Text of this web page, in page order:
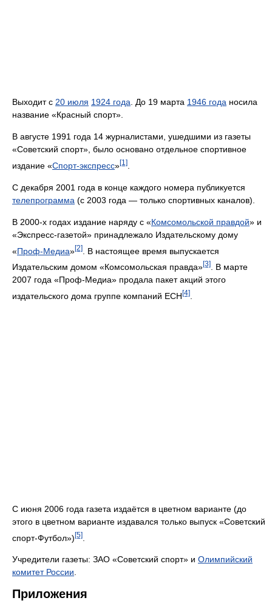
Выходит с 20 июля 1924 года . До 19 марта 1946 года носила
название «Красный спорт».
В августе 1991 года 14 журналистами, ушедшими из газеты
«Советский спорт», было основано отдельное спортивное
издание «Спорт-экспресс»[1]
С декабря 2001 года в конце каждого номера публикуется
телепрограмма (с 2003 года — только спортивных каналов).
В 2000-х годах издание наряду с «Комсомольской правдой» и
«Экспресс-газетой» принадлежало Издательскому дому
«Проф-Медиа»[2]
. В настоящее время выпускается
Издательским домом «Комсомольская правда»[3]
. В марте
2007 года «Проф-Медиа» продала пакет акций этого
издательского дома группе компаний ЕСН[4]
С июня 2006 года газета издаётся в цветном варианте (до
этого в цветном варианте издавался только выпуск «Советский
спорт-Футбол»)[5]
Учредители газеты: ЗАО «Советский спорт» и Олимпийский
комитет России.
Приложения